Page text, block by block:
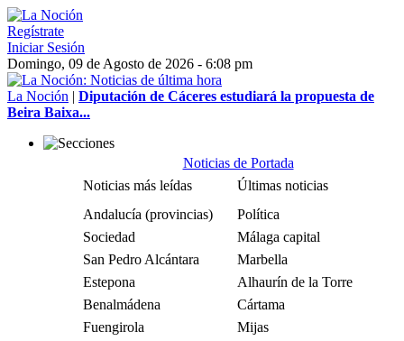
Regístrate
Iniciar Sesión
Domingo, 09 de Agosto de 2026 - 6:08 pm
La Noción | Diputación de Cáceres estudiará la propuesta de
Beira Baixa...
Noticias de Portada
Noticias más leídas
Últimas noticias
Andalucía (provincias)
Política
Sociedad
Málaga capital
San Pedro Alcántara
Marbella
Estepona
Alhaurín de la Torre
Benalmádena
Cártama
Fuengirola
Mijas